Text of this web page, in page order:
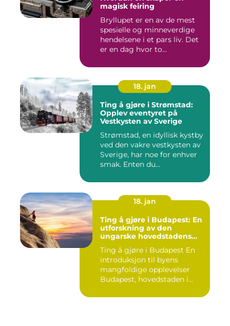
magisk feiring
Bryllupet er en av de mest
spesielle og minneverdige
hendelsene i et pars liv. Det
er en dag hvor to...
18. jan
Ting å gjøre i Strømstad:
Opplev eventyret på
Vestkysten av Sverige
Strømstad, en idyllisk kystby
ved den vakre vestkysten av
Sverige, har noe for enhver
smak. Enten du...
18. jan
Ting å gjøre i Budapest: En
utforskning av den
ungarske hovedstadens
Ting å gjøre i Budapest En
introduksjon til byens
mangfoldige opplevelser
Budapest, hovedstaden i...